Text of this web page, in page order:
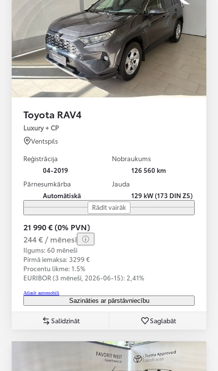
Toyota RAV4
Luxury + CP
Ventspils
Reģistrācija
04-2019
Nobraukums
126 560 km
Pārnesumkārba
Automātiskā
Jauda
129 kW (173 DIN ZS)
Rādīt vairāk
21 990 € (0% PVN)
244 € / mēnesī
Ilgums: 60 mēneši
Pirmā iemaksa: 3299 €
Procentu likme: 1.5%
EURIBOR (3 mēneši, 2026-06-15): 2,41%
Atlasīt automobili
Sazināties ar pārstāvniecību
Salīdzināt Saglabāt